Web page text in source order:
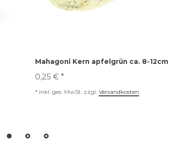
Mahagoni Kern apfelgrün ca. 8-12cm
0,25 € *
* inkl. ges. MwSt. zzgl. Versandkosten